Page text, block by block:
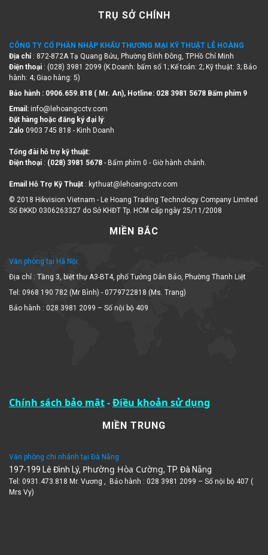
TRỤ SỞ CHÍNH
Địa chỉ : 872-872A Tạ Quang Bửu, Phường Bình Đông, TP.Hồ Chí Minh
Điện thoại : (028) 3981 2099 (K.Doanh: bấm số 1; Kế toán: 2; Kỹ thuật: 3; Bảo
hành: 4; Giao hàng: 5)
Đặt hàng hoặc đăng ký đại lý:
Zalo 0903 745 818 - Kinh Doanh
Điện thoại:(028) 3981 5678
Số ĐKKD 0306263327 do Sở KHĐT Tp. HCM cấp ngày 25/11/2008
MIỀN BẮC
Văn phòng tại Hà Nội
Địa chỉ : Tầng 3, biệt thự A3-BT4, phố Tưởng Dân Bảo, Phường Thanh Liệt
Tel: 0968 190 782 (Mr Bình) - 0779722818 (Ms. Trang)
Bảo hành : 028 3981 2099 – Số nội bộ 409
Chính sách bảo mật Điều khoản sử dụng
MIỀN TRUNG
197-199 Lê Đình Lý,Phường Hòa Cường
Tel: 0931.473.818 Mr. Vương , Bảo hành : 028 3981 2099 – Số nội bộ 407 (
Mrs Vy)